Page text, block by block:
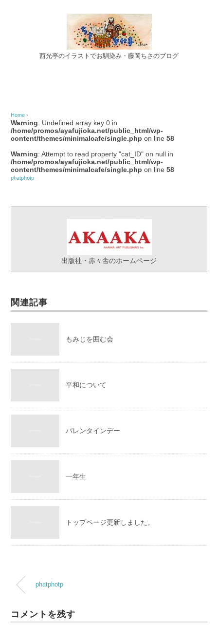
西光亭のイラストでお馴染み・藤岡ちさのブログ
Home ›
Warning: Undefined array key 0 in
/home/promos/ayafujioka.net/public_html/wp-
content/themes/minimalcafe/single.php on line58
Warning: Attempt to read property "cat_ID" on null in
/home/promos/ayafujioka.net/public_html/wp-
content/themes/minimalcafe/single.php on line58
phatphotp
出版社・赤々舎のホームページ
関連記事
もみじを囲む会
平和について
バレンタインデー
一年生
トップページ更新しました。
phatphotp
コメントを残す